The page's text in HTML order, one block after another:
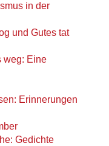
in der
und Gutes tat
weg: Eine
Erinnerungen
Gedichte